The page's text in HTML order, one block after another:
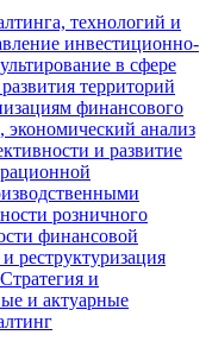
технологий и
инвестиционно-
в сфере
территорий
финансового
анализ
и развитие
розничного
финансовой
реструктуризация
Стратегия и
и актуарные